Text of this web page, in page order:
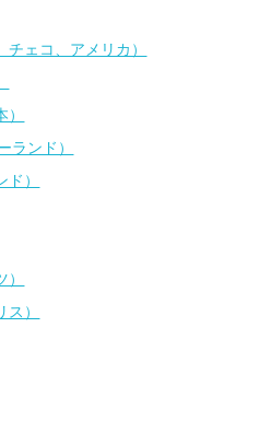
ェコ、アメリカ）
ランド）
）
）